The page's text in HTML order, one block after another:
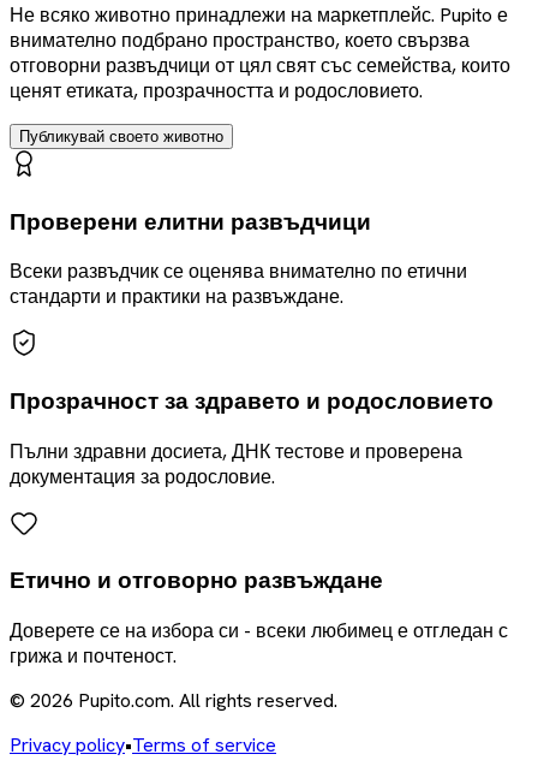
Не всяко животно принадлежи на маркетплейс. Pupito е
внимателно подбрано пространство, което свързва
отговорни развъдчици от цял свят със семейства, които
ценят етиката, прозрачността и родословието.
Публикувай своето животно
Проверени елитни развъдчици
Всеки развъдчик се оценява внимателно по етични
стандарти и практики на развъждане.
Прозрачност за здравето и родословието
Пълни здравни досиета, ДНК тестове и проверена
документация за родословие.
Етично и отговорно развъждане
Доверете се на избора си - всеки любимец е отгледан с
грижа и почтеност.
© 2026 Pupito.com. All rights reserved.
Privacy policy•Terms of service